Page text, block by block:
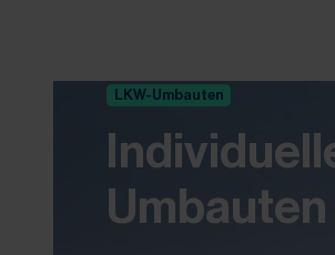
LKW-Umbauten